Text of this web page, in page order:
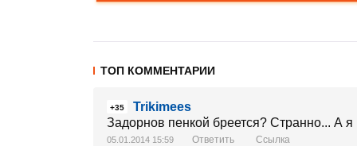
ТОП КОММЕНТАРИИ
+35
Trikimees
Задорнов пенкой бреется? Странно... А я
05.01.2014 15:59 Ответить Ссылка